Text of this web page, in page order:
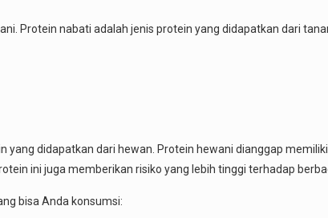
Protein nabati adalah jenis protein yang didapatkan dari
yang didapatkan dari hewan. Protein hewani dianggap
ini juga memberikan risiko yang lebih tinggi terhadap
bisa Anda konsumsi: